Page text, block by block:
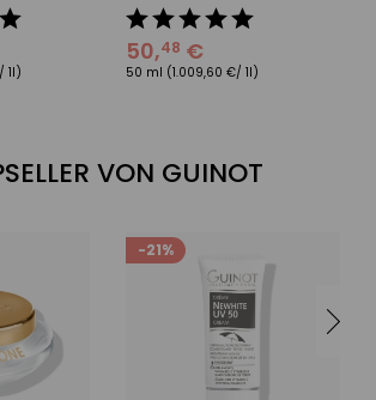
1l)
50,48 €
50 ml (1.009,60 €/ 1l)
VON GUINOT
-21%